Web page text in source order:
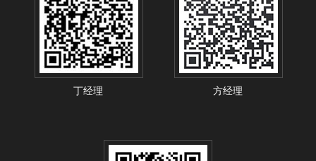
丁经理 方经理